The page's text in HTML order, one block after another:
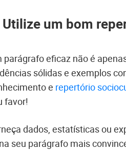
um bom
parágrafo eficaz não é
sólidas e exemplos
e repertório
favor!
dados, estatísticas ou
seu parágrafo mais